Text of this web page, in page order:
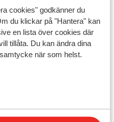
cookies" godkänner du
du klickar på "Hantera" kan
en lista över cookies där
tillåta. Du kan ändra dina
när som helst.